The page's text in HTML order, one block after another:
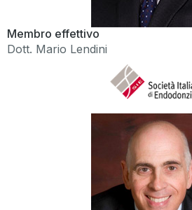
Membro effettivo
Dott. Mario Lendini